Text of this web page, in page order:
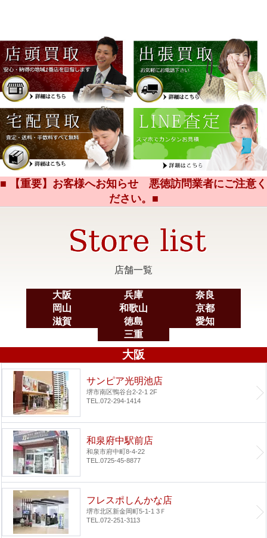
■ 【重要】お客様へお知らせ 悪徳訪問業者にご注意く
ださい。■
店舗一覧
大阪 兵庫
奈良
岡山
和歌山
京都
滋賀
徳島
愛知
三重
大阪
サンピア光明池店
堺市南区鴨谷台2-2-1 2F
TEL.072-294-1414
和泉府中駅前店
和泉市府中町8-4-22
TEL.0725-45-8877
フレスポしんかな店
堺市北区新金岡町5-1-1 3Ｆ
TEL.072-251-3113